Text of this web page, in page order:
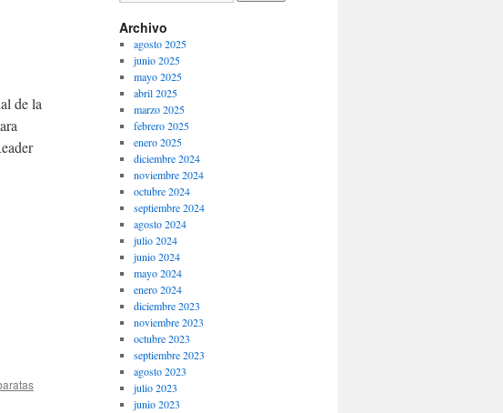
de la
Archivo
agosto 2025
junio 2025
mayo 2025
abril 2025
marzo 2025
febrero 2025
enero 2025
diciembre 2024
noviembre 2024
octubre 2024
septiembre 2024
agosto 2024
julio 2024
junio 2024
mayo 2024
enero 2024
diciembre 2023
noviembre 2023
octubre 2023
septiembre 2023
agosto 2023
julio 2023
junio 2023